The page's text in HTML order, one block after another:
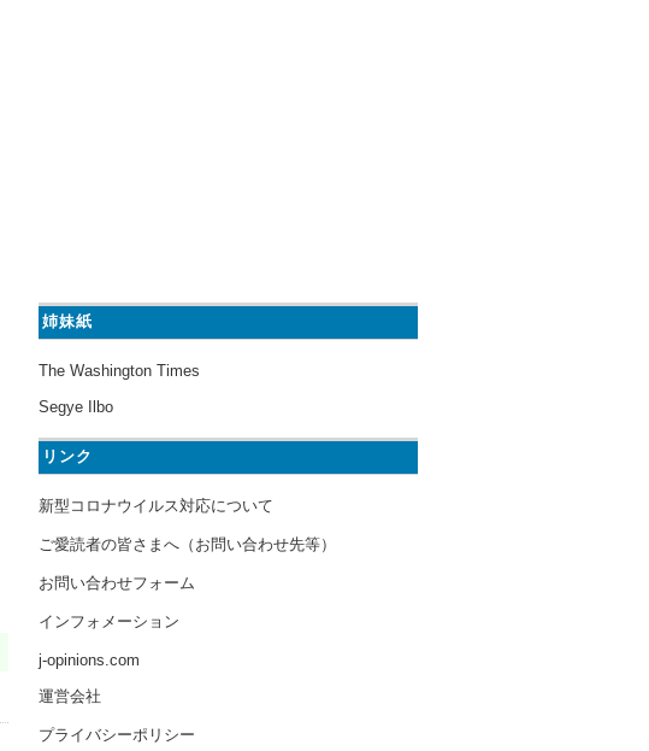
姉妹紙
The Washington Times
Segye Ilbo
リンク
新型コロナウイルス対応について
ご愛読者の皆さまへ（お問い合わせ先等）
お問い合わせフォーム
インフォメーション
j-opinions.com
運営会社
プライバシーポリシー